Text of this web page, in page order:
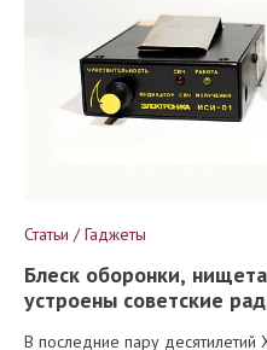
Статьи / Гаджеты
Блеск оборонки,
устроены советские
В последние пару